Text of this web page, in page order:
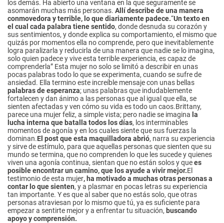
los demás. Ha abierto una ventana en la que seguramente se
asomarán muchas más personas. Allí describe de una manera
conmovedora y terrible, lo que diariamente padece.“Un texto en
el cual cada palabra tiene sentido, donde desnuda su corazón y
sus sentimientos, y donde explica su comportamiento, el mismo que
quizás por momentos ella no comprende, pero que inevitablemente
logra paralizarla y reducirla de una manera que nadie se lo imagina,
solo quien padece y vive esta terrible experiencia, es capaz de
comprenderla” Esta mujer no solo se limitó a describir en unas
pocas palabras todo lo que se experimenta, cuando se sufre de
ansiedad. Ella termino este increíble mensaje con unas bellas
palabras de esperanza; unas palabras que indudablemente
fortalecen y dan ánimo a las personas que al igual que ella, se
sienten afectadas y ven cómo su vida es todo un caos.Brittany,
parece una mujer feliz, a simple vista; pero nadie se imagina la
lucha interna que batalla todos los días, los interminables
momentos de agonía y en los cuales siente que sus fuerzas la
dominan.El post que esta maquilladora abrió, narra su experiencia
y sirve de estímulo, para que aquellas personas que sienten que su
mundo se termina, que no comprenden lo que les sucede y quienes
viven una agonía continua, sientan que no están solos y quees
posible encontrar un camino, que los ayude a vivir mejor.El
testimonio de esta mujer, ha motivado a muchas otras personas a
contar lo que sienten, y a plasmar en pocas letras su experiencia
tan importante. Y es que al saber que no estás solo, que otras
personas atraviesan por lo mismo que tú, ya es suficiente para
empezar a sentirte mejor y a enfrentar tu situación, buscando
apoyo y comprensión.